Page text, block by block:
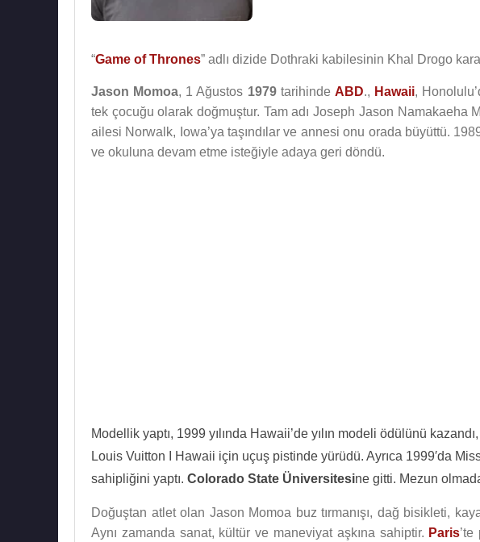
“Game of Thrones” adlı dizide Dothraki kabilesinin Khal Drogo
Jason Momoa, 1 Ağustos 1979tarihinde ABD., Hawaii,
tek çocuğu olarak doğmuştur. Tam adı Joseph Jason Namakaeha
ailesi Norwalk, Iowa’ya taşındılar ve annesi onu orada büyüttü.
ve okuluna devam etme isteğiyle adaya geri döndü.
Modellik yaptı, 1999 yılında Hawaii’de yılın modeli ödülünü
Louis Vuitton I Hawaii için uçuş pistinde yürüdü. Ayrıca 1999′da
sahipliğini yaptı. Colorado State Üniversitesine gitti. Mezun
Doğuştan atlet olan Jason Momoa buz tırmanışı, dağ bisikleti,
Aynı zamanda sanat, kültür ve maneviyat aşkına sahiptir. Paris